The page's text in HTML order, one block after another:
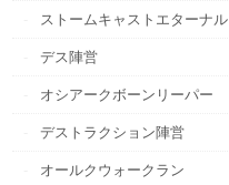
ストームキャストエターナル
デス陣営
オシアークボーンリーパー
デストラクション陣営
オールクウォークラン